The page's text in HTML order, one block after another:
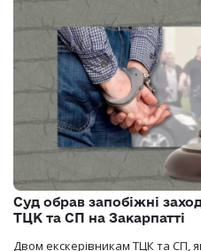
Суд обрав запобіжні
ТЦК та СП на Закарпатті
Двом екскерівникам ТЦК та СП,